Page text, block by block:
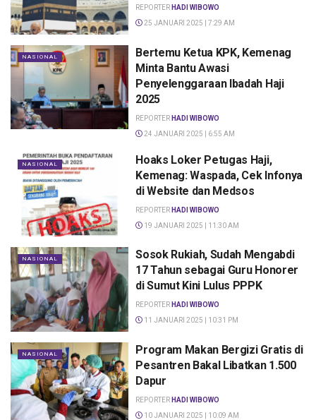
REPORTER HADI WIBOWO
25 JANUARI 2025 | 7:29 AM
NASIONAL
Bertemu Ketua KPK, Kemenag
Minta Bantu Awasi
Penyelenggaraan Ibadah Haji
2025
REPORTER HADI WIBOWO
24 JANUARI 2025 | 6:55 AM
NASIONAL
Hoaks Loker Petugas Haji,
Kemenag: Waspada, Cek Infonya
di Website dan Medsos
REPORTER HADI WIBOWO
19 JANUARI 2025 | 11:30 AM
NASIONAL
Sosok Rukiah, Sudah Mengabdi
17 Tahun sebagai Guru Honorer
di Sumut Kini Lulus PPPK
REPORTER HADI WIBOWO
11 JANUARI 2025 | 10:31 PM
NASIONAL
Program Makan Bergizi Gratis di
Pesantren Bakal Libatkan 1.500
Dapur
REPORTER HADI WIBOWO
10 JANUARI 2025 | 10:09 AM